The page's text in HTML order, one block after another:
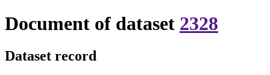
Document of dataset 2328
Dataset record